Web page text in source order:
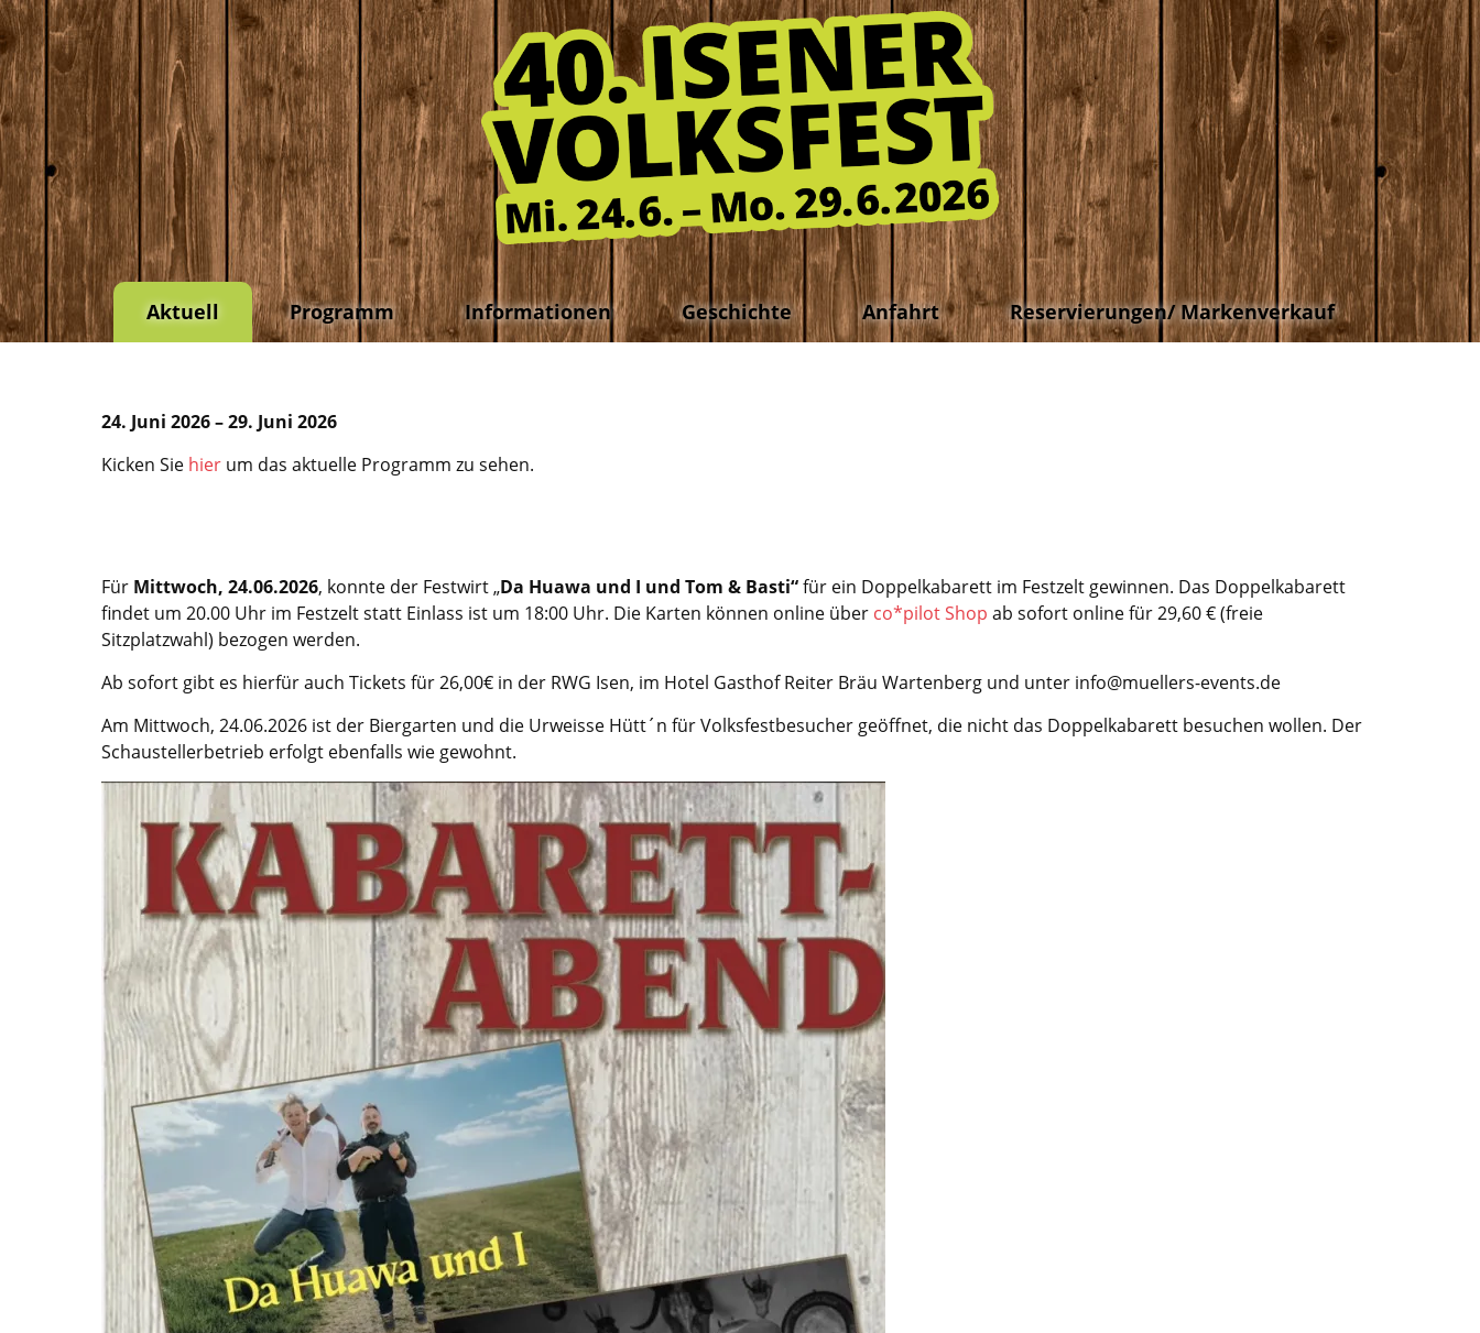
Aktuell Programm Informationen Geschichte Anfahrt Reservierungen/ Markenverkauf
24. Juni 2026 – 29. Juni 2026
Kicken Sie hier um das aktuelle Programm zu sehen.
Für Mittwoch, 24.06.2026, konnte der Festwirt „Da Huawa und I und Tom & Basti“für ein Doppelkabarett im Festzelt gewinnen. Das Doppelkabarett
findet um 20.00 Uhr im Festzelt statt Einlass ist um 18:00 Uhr. Die Karten können online über co*pilot Shop ab sofort online für 29,60 € (freie
Sitzplatzwahl) bezogen werden.
Ab sofort gibt es hierfür auch Tickets für 26,00€ in der RWG Isen, im Hotel Gasthof Reiter Bräu Wartenberg und unter info@muellers-events.de
Am Mittwoch, 24.06.2026 ist der Biergarten und die Urweisse Hütt´n für Volksfestbesucher geöffnet, die nicht das Doppelkabarett besuchen wollen. Der
Schaustellerbetrieb erfolgt ebenfalls wie gewohnt.